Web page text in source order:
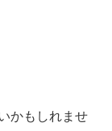
かもしれませ